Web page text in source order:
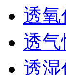
透氧
透气
透湿